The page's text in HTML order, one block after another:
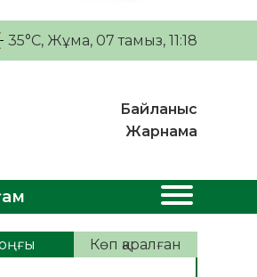
35°C, Жұма, 07 тамыз, 11:18
Байланыс
Жарнама
Көп қаралған